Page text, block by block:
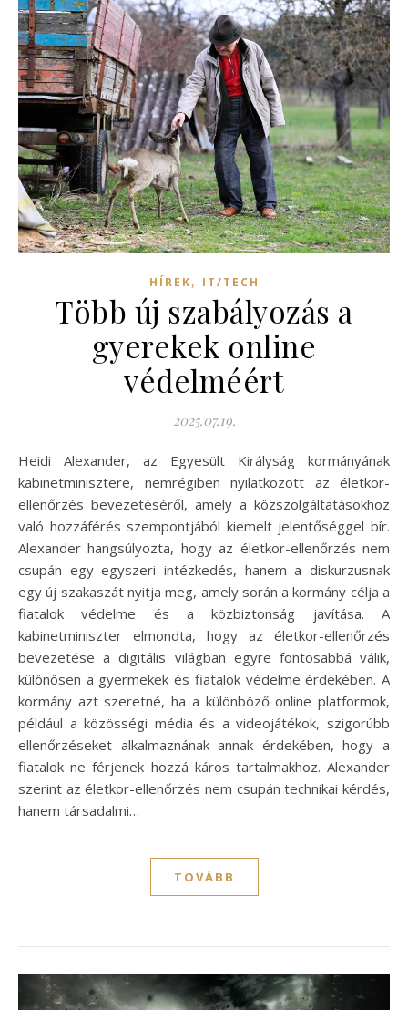
HÍREK, IT/TECH
Több új szabályozás a
gyerekek online
védelméért
2025.07.19.
Heidi Alexander, az Egyesült Királyság kormányának
kabinetminisztere, nemrégiben nyilatkozott az életkor-
ellenőrzés bevezetéséről, amely a közszolgáltatásokhoz
való hozzáférés szempontjából kiemelt jelentőséggel bír.
Alexander hangsúlyozta, hogy az életkor-ellenőrzés nem
csupán egy egyszeri intézkedés, hanem a diskurzusnak
egy új szakaszát nyitja meg, amely során a kormány célja a
fiatalok védelme és a közbiztonság javítása. A
kabinetminiszter elmondta, hogy az életkor-ellenőrzés
bevezetése a digitális világban egyre fontosabbá válik,
különösen a gyermekek és fiatalok védelme érdekében. A
kormány azt szeretné, ha a különböző online platformok,
például a közösségi média és a videojátékok, szigorúbb
ellenőrzéseket alkalmaznának annak érdekében, hogy a
fiatalok ne férjenek hozzá káros tartalmakhoz. Alexander
szerint az életkor-ellenőrzés nem csupán technikai kérdés,
hanem társadalmi…
TOVÁBB